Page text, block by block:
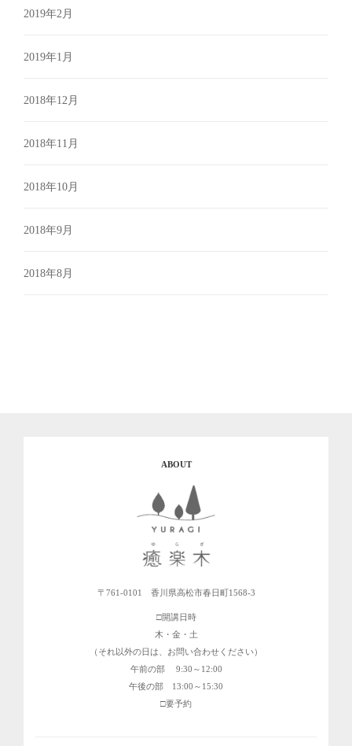
2019年2月
2019年1月
2018年12月
2018年11月
2018年10月
2018年9月
2018年8月
ABOUT
〒761-0101 香川県高松市春日町1568-3
開講日時
木・金・土
（それ以外の日は、お問い合わせください）
午前の部 9:30～12:00
午後の部 13:00～15:30
要予約